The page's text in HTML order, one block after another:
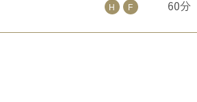
60分